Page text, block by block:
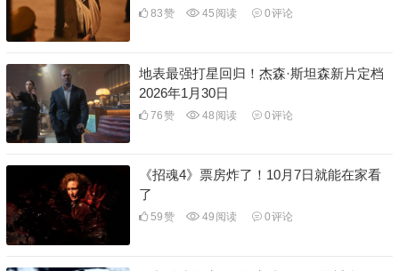
83赞 45 阅读 0评论
地表最强打星回归！杰森·斯坦森新片定档
2026年1月30日
76赞 48 阅读 0评论
《招魂4》票房炸了！10月7日就能在家看
了
59赞 49 阅读 0评论